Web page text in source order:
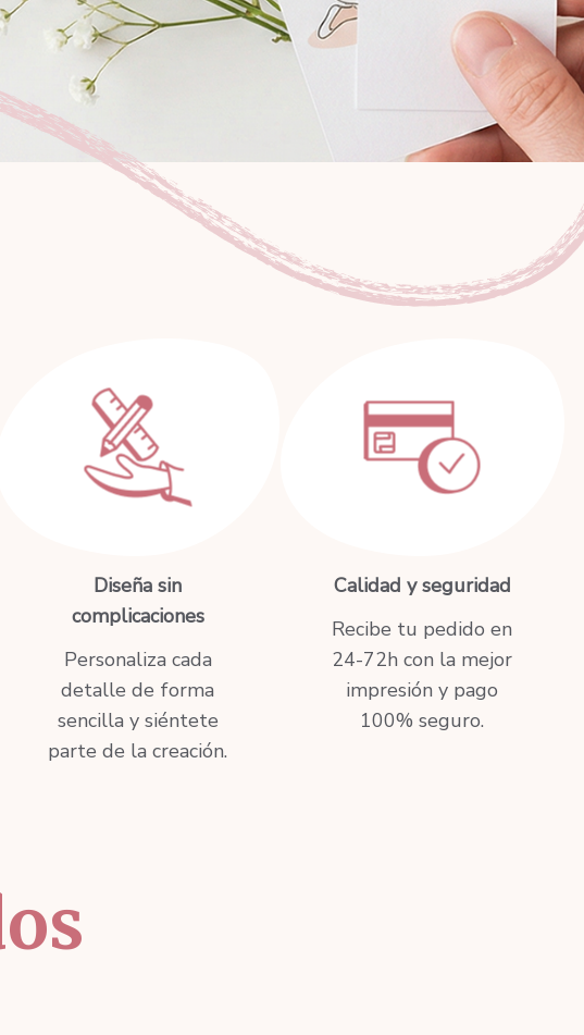
Diseña sin
complicaciones
Personaliza cada
detalle de forma
sencilla y siéntete
parte de la creación.
Calidad y seguridad
Recibe tu pedido en
24-72h con la mejor
impresión y pago
100% seguro.